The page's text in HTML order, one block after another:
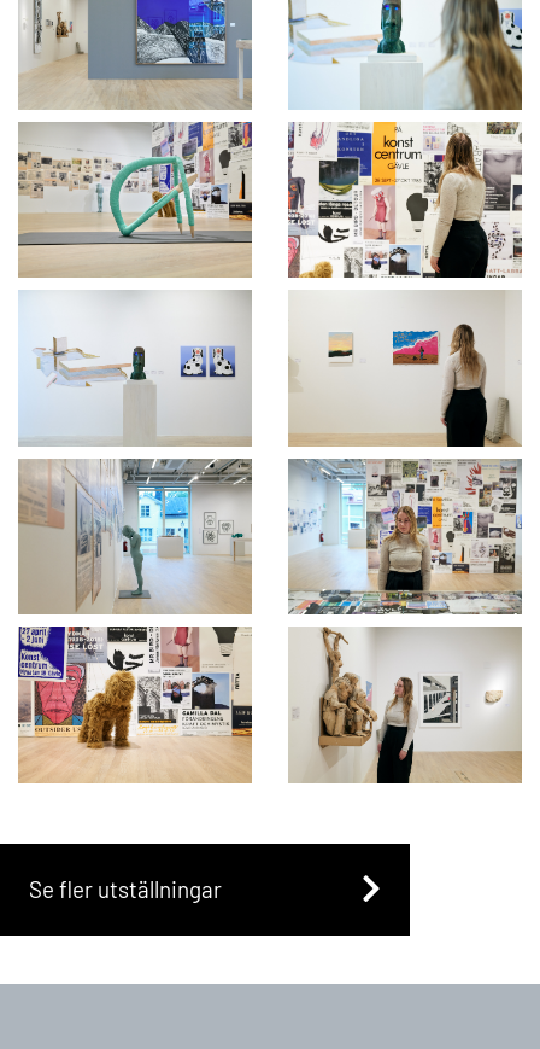
Se fler utställningar